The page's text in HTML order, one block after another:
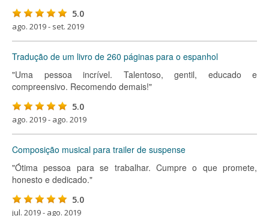
5.0
ago. 2019 - set. 2019
Tradução de um livro de 260 páginas para o espanhol
"Uma pessoa incrível. Talentoso, gentil, educado e
compreensivo. Recomendo demais!"
5.0
ago. 2019 - ago. 2019
Composição musical para trailer de suspense
"Ótima pessoa para se trabalhar. Cumpre o que promete,
honesto e dedicado."
5.0
jul. 2019 - ago. 2019